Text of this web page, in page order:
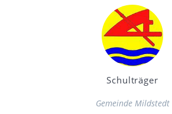
Schulträger
Gemeinde Mildstedt